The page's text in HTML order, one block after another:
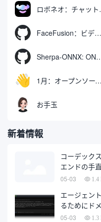
ロボネオ
FaceFusion：ビデオ顔交換強化ツール｜音声同期ビデオ口の動き
Sherpa-ONNX: ONNXRuntime
1月：オープンソースのオフラインAIアシスタント、ChatGPTの代替、ローカルAIモデルの実行またはクラウドAIへの接続
お手玉
新着情報
コーデック
エンドの手
05-03 1.4
エージェン
るためにド
れた開発は
05-03 1.3